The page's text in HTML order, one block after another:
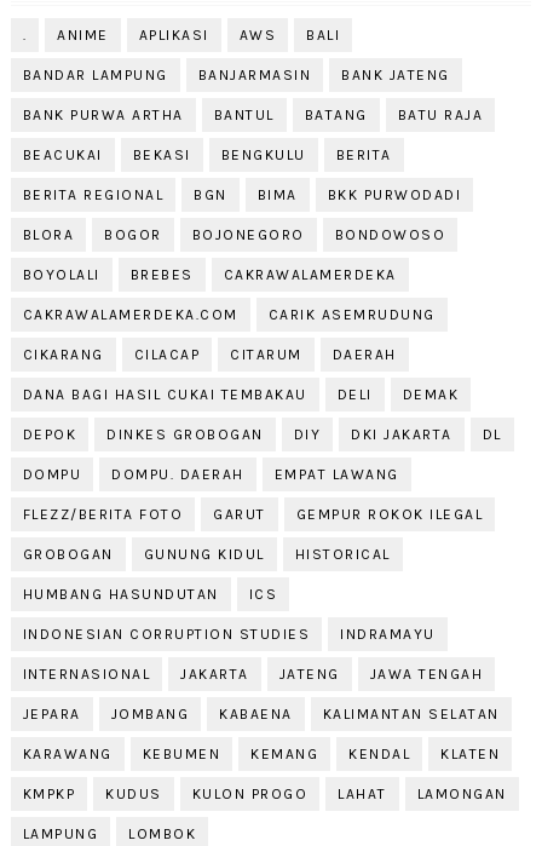
. ANIME APLIKASI AWS BALI
BANDAR LAMPUNG BANJARMASIN BANK JATENG
BANK PURWA ARTHA BANTUL BATANG BATU RAJA
BEACUKAI BEKASI BENGKULU BERITA
BERITA REGIONAL BGN BIMA BKK PURWODADI
BLORA BOGOR BOJONEGORO BONDOWOSO
BOYOLALI BREBES CAKRAWALAMERDEKA
CAKRAWALAMERDEKA.COM CARIK ASEMRUDUNG
CIKARANG CILACAP CITARUM DAERAH
DANA BAGI HASIL CUKAI TEMBAKAU DELI DEMAK
DEPOK DINKES GROBOGAN DIY DKI JAKARTA DL
DOMPU DOMPU. DAERAH EMPAT LAWANG
FLEZZ/BERITA FOTO GARUT GEMPUR ROKOK ILEGAL
GROBOGAN GUNUNG KIDUL HISTORICAL
HUMBANG HASUNDUTAN ICS
INDONESIAN CORRUPTION STUDIES INDRAMAYU
INTERNASIONAL JAKARTA JATENG JAWA TENGAH
JEPARA JOMBANG KABAENA KALIMANTAN SELATAN
KARAWANG KEBUMEN KEMANG KENDAL KLATEN
KMPKP KUDUS KULON PROGO LAHAT LAMONGAN
LAMPUNG LOMBOK